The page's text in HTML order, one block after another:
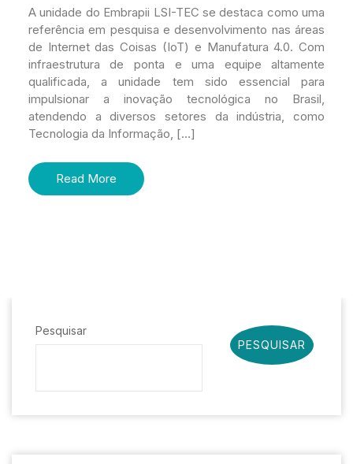
A unidade do Embrapii LSI-TEC se destaca como uma
referência em pesquisa e desenvolvimento nas áreas
de Internet das Coisas (IoT) e Manufatura 4.0. Com
infraestrutura de ponta e uma equipe altamente
qualificada, a unidade tem sido essencial para
impulsionar a inovação tecnológica no Brasil,
atendendo a diversos setores da indústria, como
Tecnologia da Informação, […]
Read More
Pesquisar
PESQUISAR